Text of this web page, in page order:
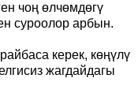
чоң өлчөмдөгү
суроолор арбын.
керек, көңүлү
жагдайдагы